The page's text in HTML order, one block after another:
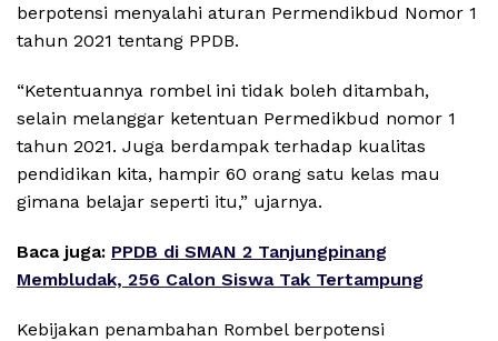
berpotensi menyalahi aturan Permendikbud Nomor 1
tahun 2021 tentang PPDB.
“Ketentuannya rombel ini tidak boleh ditambah,
selain melanggar ketentuan Permedikbud nomor 1
tahun 2021. Juga berdampak terhadap kualitas
pendidikan kita, hampir 60 orang satu kelas mau
gimana belajar seperti itu,” ujarnya.
Baca juga: PPDB di SMAN 2 Tanjungpinang
Membludak, 256 Calon Siswa Tak Tertampung
Kebijakan penambahan Rombel berpotensi